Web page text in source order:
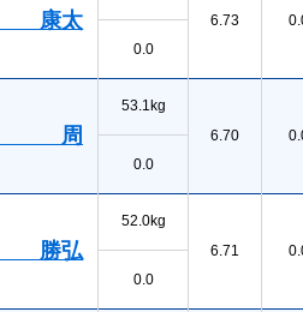
康太
6.73
0.0
周
53.1kg
6.70
0.0
勝弘
52.0kg
6.71
0.0